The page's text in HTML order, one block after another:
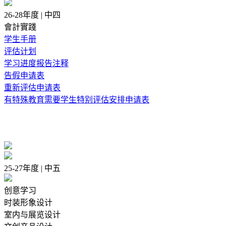
26-28年度 | 中四
會計實踐
学生手册
评估计划
学习进度报告注释
告假申请表
重新评估申请表
有特殊教育需要学生特别评估安排申请表
25-27年度 | 中五
创意学习
时装形象设计
室内与展览设计